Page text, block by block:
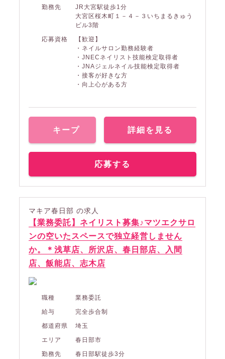
勤務先
JR大宮駅徒歩1分
大宮区桜木町１－４－３いちまるきゅう
ビル3階
応募資格
【歓迎】
・ネイルサロン勤務経験者
・JNECネイリスト技能検定取得者
・JNAジェルネイル技能検定取得者
・接客が好きな方
・向上心がある方
キープ 詳細を見る
応募する
マキア春日部 の求人
【業務委託】ネイリスト募集♪マツエクサロ
ンの空いたスペースで独立経営しません
か。＊浅草店、所沢店、春日部店、入間
店、飯能店、志木店
職種
業務委託
給与
完全歩合制
都道府県
埼玉
エリア
春日部市
勤務先
春日部駅徒歩3分